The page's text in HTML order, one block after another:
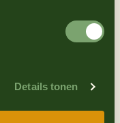
Details tonen